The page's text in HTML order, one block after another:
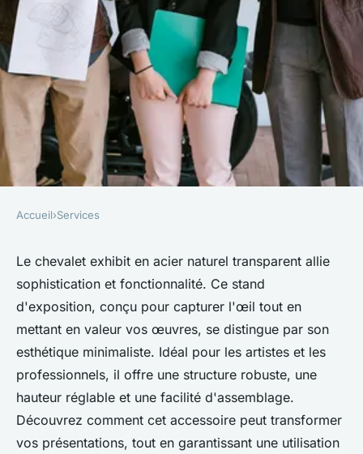
Chevalet exhibit en acier
naturel transparent : élégance
et efficacité
Lola•14 avril 2025•7 min de lecture
Accueil›Services
Le chevalet exhibit en acier naturel transparent allie
sophistication et fonctionnalité. Ce stand
d'exposition, conçu pour capturer l'œil tout en
mettant en valeur vos œuvres, se distingue par son
esthétique minimaliste. Idéal pour les artistes et les
professionnels, il offre une structure robuste, une
hauteur réglable et une facilité d'assemblage.
Découvrez comment cet accessoire peut transformer
vos présentations, tout en garantissant une utilisation